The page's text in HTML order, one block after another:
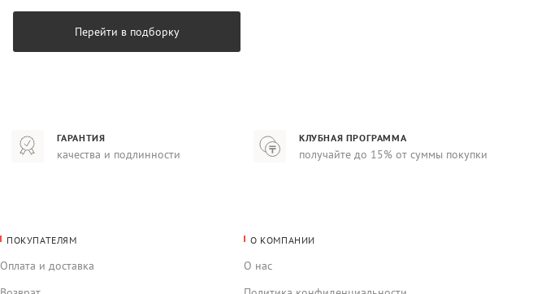
Перейти в подборку
ГАРАНТИЯ
качества и подлинности
КЛУБНАЯ ПРОГРАММА
получайте до 15% от суммы покупки
ПОКУПАТЕЛЯМ
Оплата и доставка
О КОМПАНИИ
О нас